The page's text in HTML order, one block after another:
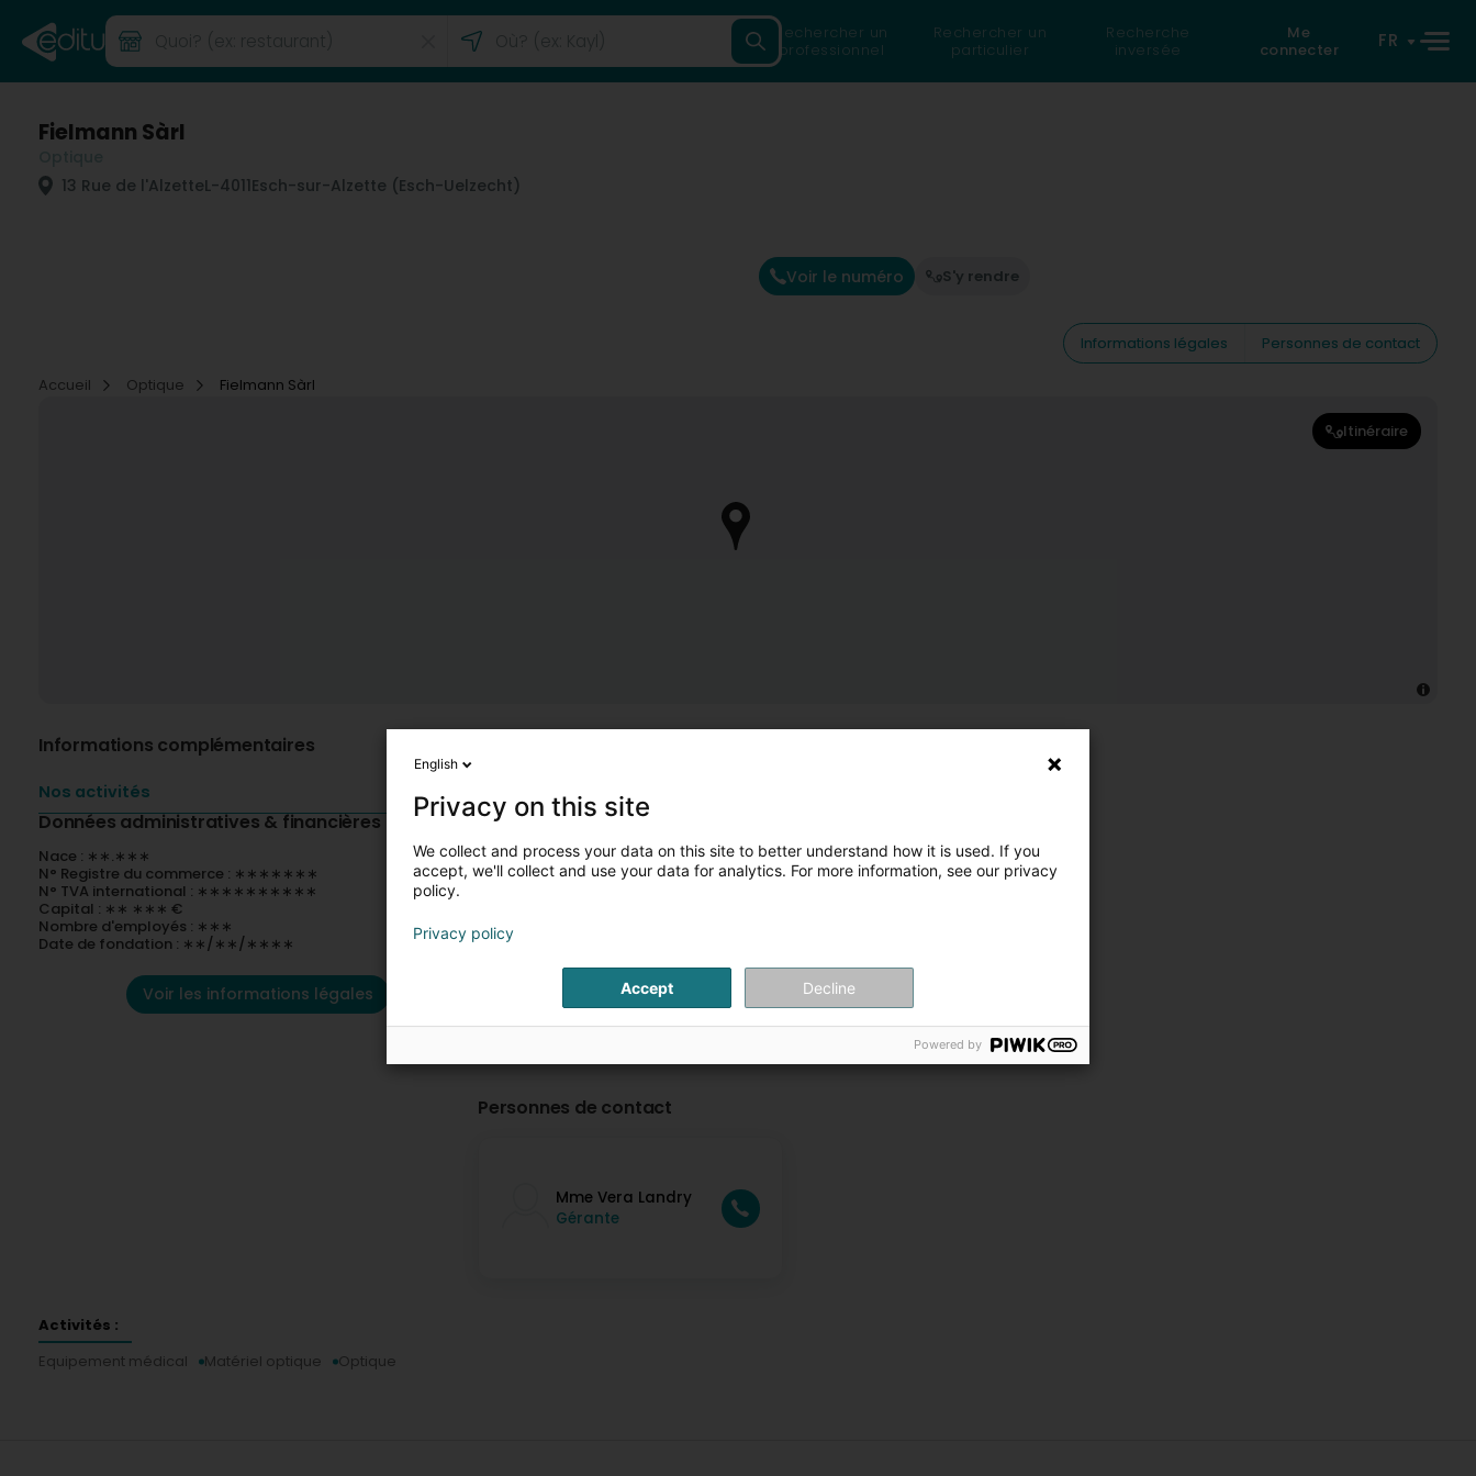
Rechercher un
professionnel
Rechercher un
particulier
Recherche
inversée
Me
connecter
FR
Fielmann Sàrl
13 Rue de l'AlzetteL-4011Esch-sur-Alzette (Esch-Uelzecht)
Voir le numéro S'y rendre
Informations légales
Personnes de contact
Accueil
Optique Fielmann Sàrl
Itinéraire
Informations complémentaires
Nos activités
Données administratives & financières
Nace : ∗∗.∗∗∗
N° Registre du commerce : ∗∗∗∗∗∗∗
N° TVA international : ∗∗∗∗∗∗∗∗∗∗
Capital : ∗∗ ∗∗∗ €
Nombre d'employés : ∗∗∗
Date de fondation : ∗∗/∗∗/∗∗∗∗
Voir les informations légales
Personnes de contact
Mme Vera Landry
Gérante
Activités :
Equipement médical
Matériel optique Optique
English
Privacy on this site
We collect and process your data on this site to better understand how it is used. If you
accept, we'll collect and use your data for analytics. For more information, see our privacy
policy.
Privacy policy
Accept Decline
Powered by